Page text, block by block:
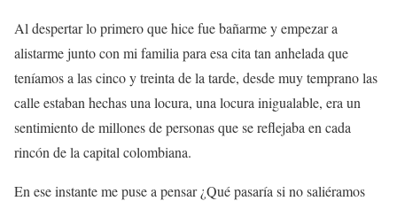
Al despertar lo primero que hice fue bañarme y empezar a
alistarme junto con mi familia para esa cita tan anhelada que
teníamos a las cinco y treinta de la tarde, desde muy temprano las
calle estaban hechas una locura, una locura inigualable, era un
sentimiento de millones de personas que se reflejaba en cada
rincón de la capital colombiana.
En ese instante me puse a pensar ¿Qué pasaría si no saliéramos